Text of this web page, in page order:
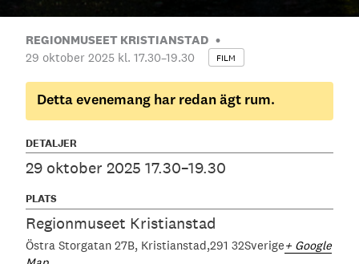
REGIONMUSEET KRISTIANSTAD
29 oktober 2025 kl. 17.30–19.30 FILM
Detta evenemang har redan ägt rum.
DETALJER
29 oktober 2025 17.30–19.30
PLATS
Regionmuseet Kristianstad
Östra Storgatan 27B Kristianstad 291 32Sverige+ Google